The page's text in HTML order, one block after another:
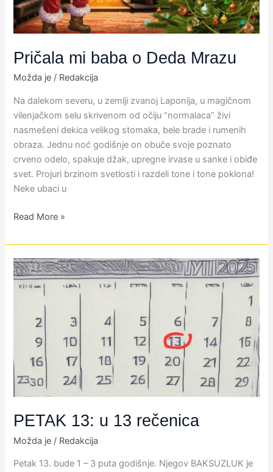
Pričala mi baba o Deda Mrazu
Možda je / Redakcija
Na dalekom severu, u zemlji zvanoj Laponija, u magičnom
vilenjačkom selu skrivenom od očiju “normalaca” živi
nasmešeni dekica velikog stomaka, bele brade i rumenih
obraza. Jednu noć godišnje on obuče svoje poznato
crveno odelo, spakuje džak, upregne irvase u sanke i obiđe
svet. Projuri brzinom svetlosti i razdeli tone i tone poklona!
Neke ubaci u
Read More »
PETAK 13: u 13 rečenica
Možda je / Redakcija
Petak 13. bude 1 – 3 puta godišnje. Njegov BAKSUZLUK je
PETAK
13:
rečenica